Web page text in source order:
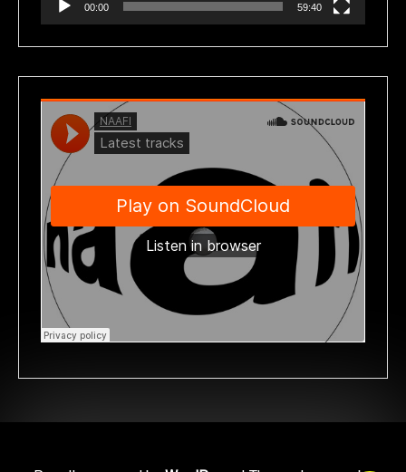
00:00 59:40